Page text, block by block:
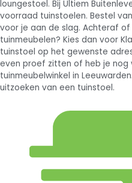
loungestoel. Bij Ultiem
voorraad tuinstoelen. Bestel
voor je aan de slag. Achteraf
tuinmeubelen? Kies dan voor
tuinstoel op het gewenste
even proef zitten of heb je nog
tuinmeubelwinkel in
uitzoeken van een tuinstoel.